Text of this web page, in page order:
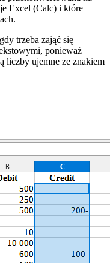
Excel (Calc) i które
trzeba zająć się
ponieważ
liczby ujemne ze znakiem